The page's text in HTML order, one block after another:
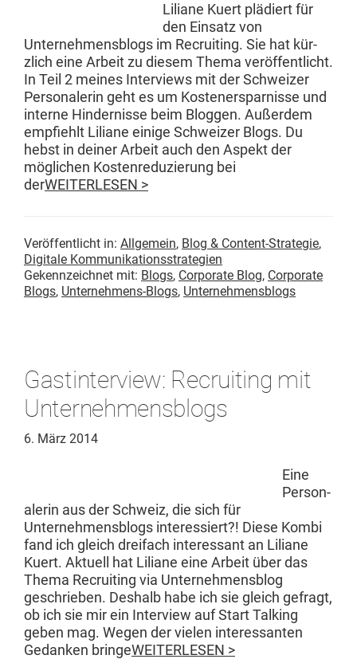
Lil­iane Kuert plädiert für
den Ein­satz von
Unternehmens­blogs im Recruit­ing. Sie hat kür­
zlich eine Arbeit zu diesem The­ma veröf­fentlicht.
In Teil 2 meines Inter­views mit der Schweiz­er
Per­son­alerin geht es um Kosten­erspar­nisse und
interne Hin­dernisse beim Bloggen. Außer­dem
emp­fiehlt Lil­iane einige Schweiz­er Blogs. Du
heb­st in dein­er Arbeit auch den Aspekt der
möglichen Kostenre­duzierung bei
derWEITERLESEN >
Veröffentlicht in: Allgemein, Blog & Content-Strategie,
Digitale Kommunikationsstrategien
Gekennzeichnet mit: Blogs, Corporate Blog, Corporate
Blogs, Unternehmens-Blogs, Unternehmensblogs
Gastinterview: Recruiting mit
Unternehmensblogs
6. März 2014
Eine
Per­son­
alerin aus der Schweiz, die sich für
Unternehmens­blogs inter­essiert?! Diese Kom­bi
fand ich gle­ich dreifach inter­es­sant an Lil­iane
Kuert. Aktuell hat Lil­iane eine Arbeit über das
The­ma Recruit­ing via Unternehmens­blog
geschrieben. Deshalb habe ich sie gle­ich gefragt,
ob ich sie mir ein Inter­view auf Start Talk­ing
geben mag. Wegen der vie­len inter­es­san­ten
Gedanken bringeWEITERLESEN >